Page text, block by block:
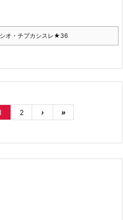
オ・チプカシスレ★36
2 › »